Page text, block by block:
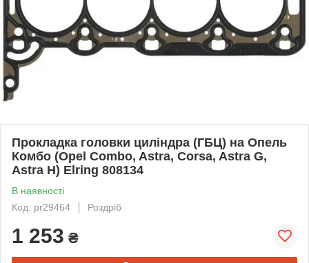
Прокладка головки циліндра (ГБЦ) на Опель
Комбо (Opel Combo, Astra, Corsa, Astra G,
Astra H) Elring 808134
В наявності
Код: pr29464
Роздріб
1 253 ₴